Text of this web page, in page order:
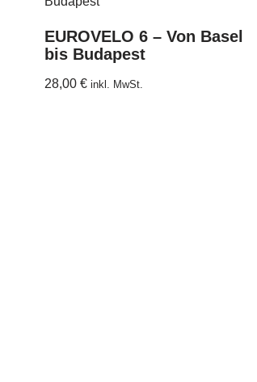
EUROVELO 6 – Von Basel
bis Budapest
28,00 € inkl. MwSt.